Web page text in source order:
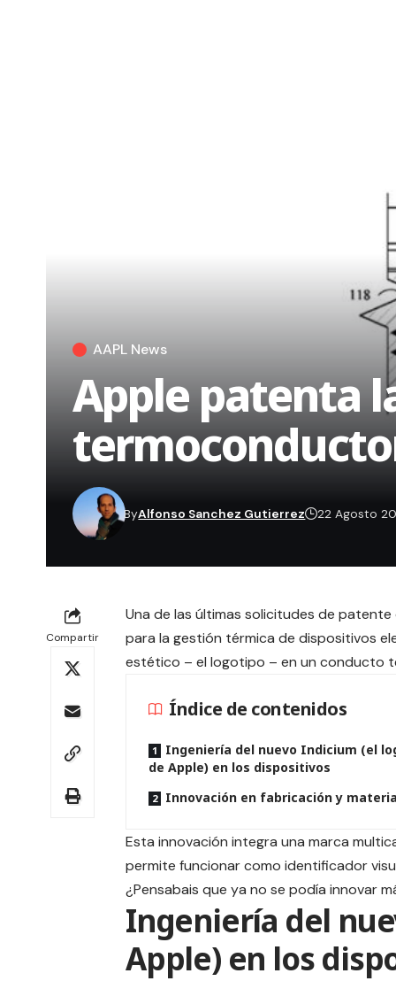
AAPL News
Apple patenta
ByAlfonso Sanchez Gutierrez 22 Agosto
Compartir
Una de las últimas solicitudes de
para la gestión térmica de dispositivos
estético – el logotipo – en un conducto
Índice de contenidos
Ingeniería del nuevo Indicium (el
de Apple) en los dispositivos
Innovación en fabricación y
Esta innovación integra una marca
permite funcionar como identificador
¿Pensabais que ya no se podía innovar
Ingeniería del
Apple) en los